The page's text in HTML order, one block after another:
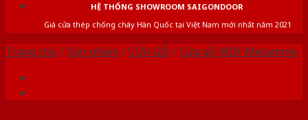
HỆ THỐNG SHOWROOM SAIGONDOOR
Giá cửa thép chống cháy Hàn Quốc tại Việt Nam mới nhất năm 2021
Trang chủ /Sản phẩm /CỬA GỖ /Cửa gỗ MDF Melamine